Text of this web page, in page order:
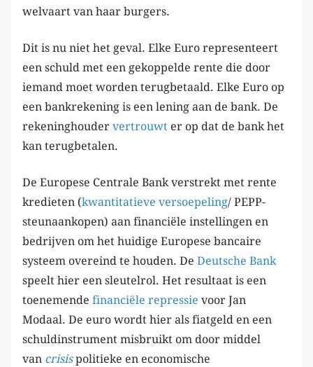
welvaart van haar burgers.
Dit is nu niet het geval. Elke Euro representeert
een schuld met een gekoppelde rente die door
iemand moet worden terugbetaald. Elke Euro op
een bankrekening is een lening aan de bank. De
rekeninghouder vertrouwt er op dat de bank het
kan terugbetalen.
De Europese Centrale Bank verstrekt met rente
kredieten (kwantitatieve versoepeling/ PEPP-
steunaankopen) aan financiële instellingen en
bedrijven om het huidige Europese bancaire
systeem overeind te houden. De Deutsche Bank
speelt hier een sleutelrol. Het resultaat is een
toenemende financiële repressie voor Jan
Modaal. De euro wordt hier als fiatgeld en een
schuldinstrument misbruikt om door middel
van crisispolitieke en economische